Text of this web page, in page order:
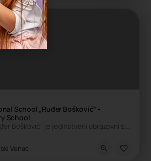
School „Ruđer Bošković” -
School
Škola „Ruđer Bošković” je jedinstveni obrazovni sistem koji čine prva privatna Osnovna škola i Gimnazija. Obe…
škola, Privatna škola
Venac